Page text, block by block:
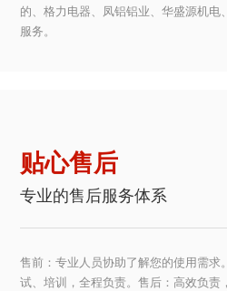
的、格力电器、凤铝铝业、华盛源机电
服务。
贴心售后
专业的售后服务体系
售前：专业人员协助了解您的使用需求
试、培训，全程负责。售后：高效负责